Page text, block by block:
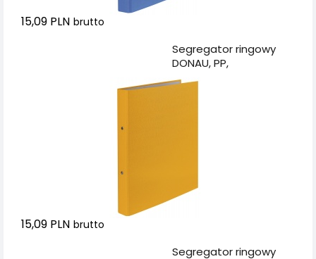
15,09 PLN brutto
Segregator ringowy
DONAU, PP,
A4/2R/20mm, żółty
15,09 PLN brutto
Segregator ringowy